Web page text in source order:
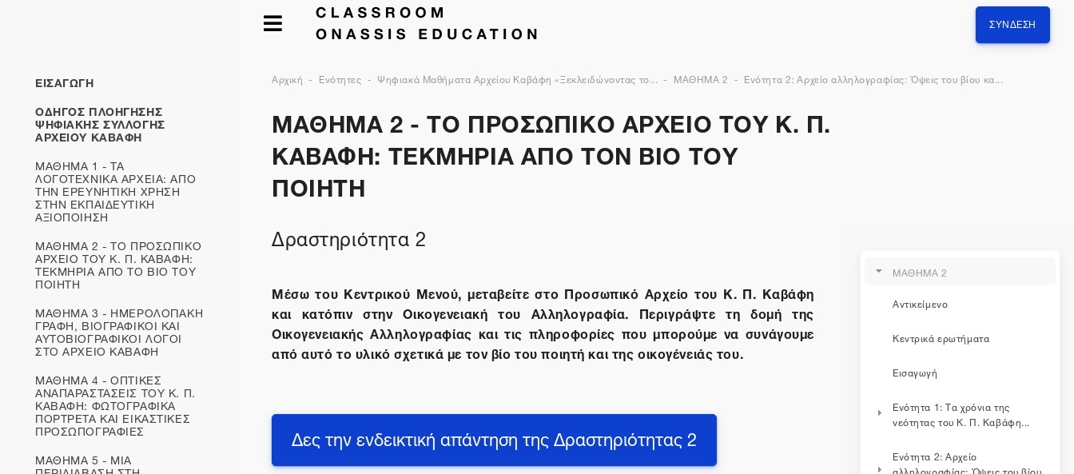
ΣΎΝΔΕΣΗ
Αρχική Ενότητες Ψηφιακά Μαθήματα Αρχείου Καβάφη «Ξεκλειδώνοντας το... ΜΑΘΗΜΑ 2 Ενότητα 2: Αρχείο αλληλογραφίας: Όψεις του βίου κα...
ΜΑΘΗΜΑ 2 - ΤΟ ΠΡΟΣΩΠΙΚΟ ΑΡΧΕΙΟ ΤΟΥ Κ. Π.
ΚΑΒΑΦΗ: ΤΕΚΜΗΡΙΑ ΑΠΟ ΤΟΝ ΒΙΟ ΤΟΥ
ΠΟΙΗΤΗ
Δραστηριότητα 2
Μέσω του Κεντρικού Μενού, μεταβείτε στο Προσωπικό Αρχείο του Κ. Π. Καβάφη
και κατόπιν στην Οικογενειακή του Αλληλογραφία. Περιγράψτε τη δομή της
Οικογενειακής Αλληλογραφίας και τις πληροφορίες που μπορούμε να συνάγουμε
από αυτό το υλικό σχετικά με τον βίο του ποιητή και της οικογένειάς του.
Δες την ενδεικτική απάντηση της Δραστηριότητας 2
ΜΑΘΗΜΑ 2
Αντικείμενο
Κεντρικά ερωτήματα
Εισαγωγή
Ενότητα 1: Τα χρόνια της
νεότητας του Κ. Π. Καβάφη...
Ενότητα 2: Αρχείο
αλληλογραφίας: Όψεις του βίου
ΕΙΣΑΓΩΓΗ
ΟΔΗΓΟΣ ΠΛΟΗΓΗΣΗΣ
ΨΗΦΙΑΚΗΣ ΣΥΛΛΟΓΗΣ
ΑΡΧΕΙΟΥ ΚΑΒΑΦΗ
ΜΑΘΗΜΑ 1 - ΤΑ
ΛΟΓΟΤΕΧΝΙΚΑ ΑΡΧΕΙΑ: ΑΠΟ
ΤΗΝ ΕΡΕΥΝΗΤΙΚΗ ΧΡΗΣΗ
ΣΤΗΝ ΕΚΠΑΙΔΕΥΤΙΚΗ
ΑΞΙΟΠΟΙΗΣΗ
ΜΑΘΗΜΑ 2 - ΤΟ ΠΡΟΣΩΠΙΚΟ
ΑΡΧΕΙΟ ΤΟΥ Κ. Π. ΚΑΒΑΦΗ:
ΤΕΚΜΗΡΙΑ ΑΠΟ ΤΟ ΒΙΟ ΤΟΥ
ΠΟΙΗΤΗ
ΜΑΘΗΜΑ 3 - ΗΜΕΡΟΛΟΓΙΑΚΗ
ΓΡΑΦΗ, ΒΙΟΓΡΑΦΙΚΟΙ ΚΑΙ
ΑΥΤΟΒΙΟΓΡΑΦΙΚOΙ ΛΟΓΟΙ
ΣΤΟ ΑΡΧΕΙΟ ΚΑΒΑΦΗ
ΜΑΘΗΜΑ 4 - ΟΠΤΙΚΕΣ
ΑΝΑΠΑΡΑΣΤΑΣΕΙΣ ΤΟΥ Κ. Π.
ΚΑΒΑΦΗ: ΦΩΤΟΓΡΑΦΙΚΑ
ΠΟΡΤΡΕΤΑ ΚΑΙ ΕΙΚΑΣΤΙΚΕΣ
ΠΡΟΣΩΠΟΓΡΑΦΙΕΣ
ΜΑΘΗΜΑ 5 - ΜΙΑ